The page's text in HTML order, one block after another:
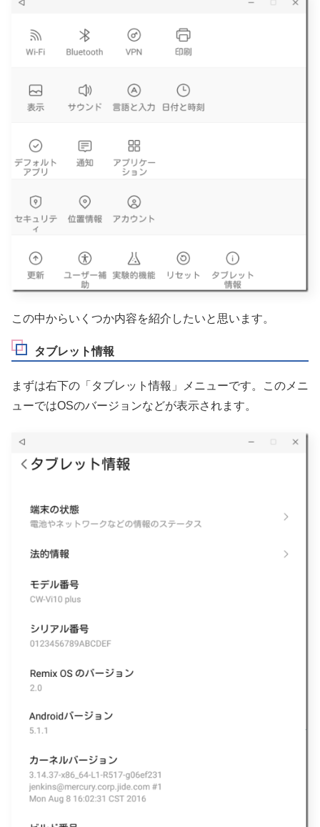
この中からいくつか内容を紹介したいと思います。
タブレット情報
まずは右下の「タブレット情報」メニューです。このメニ
ューではOSのバージョンなどが表示されます。